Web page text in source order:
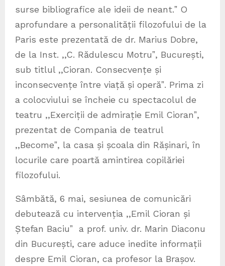
surse bibliografice ale ideii de neant.ˮ O
aprofundare a personalității filozofului de la
Paris este prezentată de dr. Marius Dobre,
de la Inst. ,,C. Rădulescu Motruˮ, București,
sub titlul ,,Cioran. Consecvențe și
inconsecvențe între viață și operăˮ. Prima zi
a colocviului se încheie cu spectacolul de
teatru ,,Exerciții de admirație Emil Cioranˮ,
prezentat de Compania de teatrul
,,Becomeˮ, la casa și școala din Rășinari, în
locurile care poartă amintirea copilăriei
filozofului.
Sâmbătă, 6 mai, sesiunea de comunicări
debutează cu intervenția ,,Emil Cioran și
Ștefan Baciuˮ a prof. univ. dr. Marin Diaconu
din București, care aduce inedite informații
despre Emil Cioran, ca profesor la Brașov.